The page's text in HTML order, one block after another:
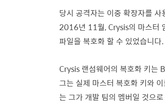
당시 공격자는 이중 확장자를
2016년 11월, Crysis의 마스터
파일을 복호화 할 수 있었습니다.
Crysis 랜섬웨어의 복호화 키
그는 실제 마스터 복호화 키와
는 그가 개발 팀의 멤버일 것으